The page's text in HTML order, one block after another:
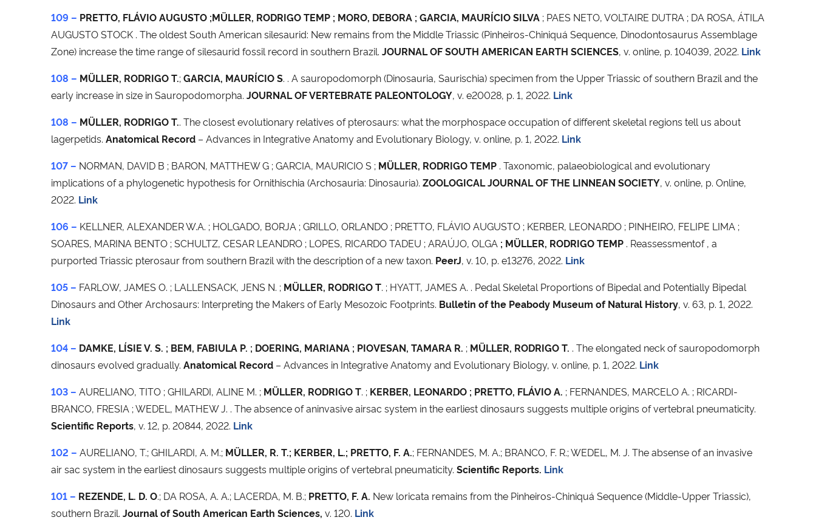
109 – PRETTO, FLÁVIO AUGUSTO ;MÜLLER, RODRIGO TEMP ; MORO, DEBORA ; GARCIA, MAURÍCIO SILVA ; PAES NETO, VOLTAIRE DUTRA ; DA ROSA, ÁTILA
AUGUSTO STOCK . The oldest South American silesaurid: New remains from the Middle Triassic (Pinheiros-Chiniquá Sequence, Dinodontosaurus Assemblage
Zone) increase the time range of silesaurid fossil record in southern Brazil. JOURNAL OF SOUTH AMERICAN EARTH SCIENCES, v. online, p. 104039, 2022. Link
108 – MÜLLER, RODRIGO T.;GARCIA, MAURÍCIO S. . A sauropodomorph (Dinosauria, Saurischia) specimen from the Upper Triassic of southern Brazil and the
early increase in size in Sauropodomorpha. JOURNAL OF VERTEBRATE PALEONTOLOGY, v. e20028, p. 1, 2022. Link
108 – MÜLLER, RODRIGO T.. The closest evolutionary relatives of pterosaurs: what the morphospace occupation of different skeletal regions tell us about
lagerpetids. Anatomical Record – Advances in Integrative Anatomy and Evolutionary Biology, v. online, p. 1, 2022. Link
107 – NORMAN, DAVID B ; BARON, MATTHEW G ; GARCIA, MAURICIO S ; MÜLLER, RODRIGO TEMP . Taxonomic, palaeobiological and evolutionary
implications of a phylogenetic hypothesis for Ornithischia (Archosauria: Dinosauria). ZOOLOGICAL JOURNAL OF THE LINNEAN SOCIETY, v. online, p. Online,
2022. Link
106 – KELLNER, ALEXANDER W.A. ; HOLGADO, BORJA ; GRILLO, ORLANDO ; PRETTO, FLÁVIO AUGUSTO ; KERBER, LEONARDO ; PINHEIRO, FELIPE LIMA ;
SOARES, MARINA BENTO ; SCHULTZ, CESAR LEANDRO ; LOPES, RICARDO TADEU ; ARAÚJO, OLGA ; MÜLLER, RODRIGO TEMP . Reassessmentof , a
purported Triassic pterosaur from southern Brazil with the description of a new taxon. PeerJ, v. 10, p. e13276, 2022. Link
105 – FARLOW, JAMES O. ; LALLENSACK, JENS N. ; MÜLLER, RODRIGO T. ; HYATT, JAMES A. . Pedal Skeletal Proportions of Bipedal and Potentially Bipedal
Dinosaurs and Other Archosaurs: Interpreting the Makers of Early Mesozoic Footprints. Bulletin of the Peabody Museum of Natural History, v. 63, p. 1, 2022.
Link
104 – DAMKE, LÍSIE V. S. ; BEM, FABIULA P. ; DOERING, MARIANA ; PIOVESAN, TAMARA R. ; MÜLLER, RODRIGO T. . The elongated neck of sauropodomorph
dinosaurs evolved gradually. Anatomical Record – Advances in Integrative Anatomy and Evolutionary Biology, v. online, p. 1, 2022. Link
103 – AURELIANO, TITO ; GHILARDI, ALINE M. ; MÜLLER, RODRIGO T. ; KERBER, LEONARDO ; PRETTO, FLÁVIO A. ; FERNANDES, MARCELO A. ; RICARDI-
BRANCO, FRESIA ; WEDEL, MATHEW J. . The absence of aninvasive airsac system in the earliest dinosaurs suggests multiple origins of vertebral pneumaticity.
Scientific Reports, v. 12, p. 20844, 2022. Link
102 – AURELIANO, T.; GHILARDI, A. M.; MÜLLER, R. T.; KERBER, L.; PRETTO, F. A.; FERNANDES, M. A.; BRANCO, F. R.; WEDEL, M. J. The absense of an invasive
air sac system in the earliest dinosaurs suggests multiple origins of vertebral pneumaticity. Scientific Reports. Link
101 – REZENDE, L. D. O.; DA ROSA, A. A.; LACERDA, M. B.; PRETTO, F. A. New loricata remains from the Pinheiros-Chiniquá Sequence (Middle-Upper Triassic),
southern Brazil. Journal of South American Earth Sciences, v. 120. Link